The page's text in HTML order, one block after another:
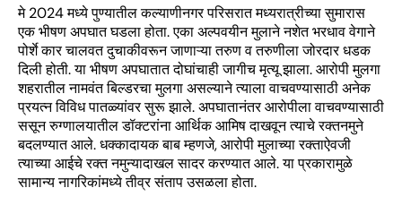
मे 2024 मध्ये पुण्यातील कल्याणीनगर परिसरात मध्यरात्रीच्या सुमारास
एक भीषण अपघात घडला होता. एका अल्पवयीन मुलाने नशेत भरधाव वेगाने
पोर्शे कार चालवत दुचाकीवरून जाणाऱ्या तरुण व तरुणीला जोरदार धडक
दिली होती. या भीषण अपघातात दोघांचाही जागीच मृत्यू झाला. आरोपी मुलगा
शहरातील नामवंत बिल्डरचा मुलगा असल्याने त्याला वाचवण्यासाठी अनेक
प्रयत्न विविध पातळ्यांवर सुरू झाले. अपघातानंतर आरोपीला वाचवण्यासाठी
ससून रुग्णालयातील डॉक्टरांना आर्थिक आमिष दाखवून त्याचे रक्तनमुने
बदलण्यात आले. धक्कादायक बाब म्हणजे, आरोपी मुलाच्या रक्ताऐवजी
त्याच्या आईचे रक्त नमुन्यादाखल सादर करण्यात आले. या प्रकारामुळे
सामान्य नागरिकांमध्ये तीव्र संताप उसळला होता.